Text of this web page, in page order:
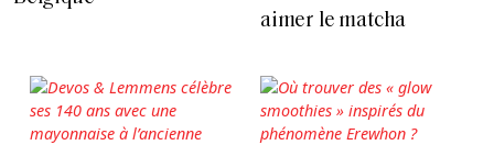
aimer le matcha